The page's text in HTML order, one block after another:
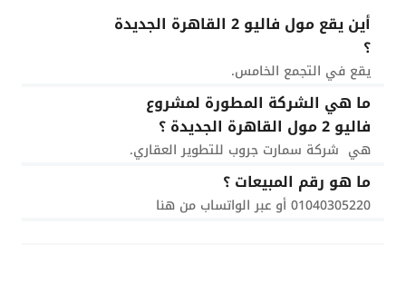
أين يقع مول فاليو 2 القاهرة الجديدة
؟
يقع في التجمع الخامس.
ما هي الشركة المطورة لمشروع
فاليو 2 مول القاهرة الجديدة ؟
هي شركة سمارت جروب للتطوير العقاري.
ما هو رقم المبيعات ؟
01040305220 أو عبر الواتساب من هنا